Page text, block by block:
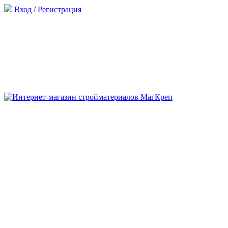
Вход /Регистрация